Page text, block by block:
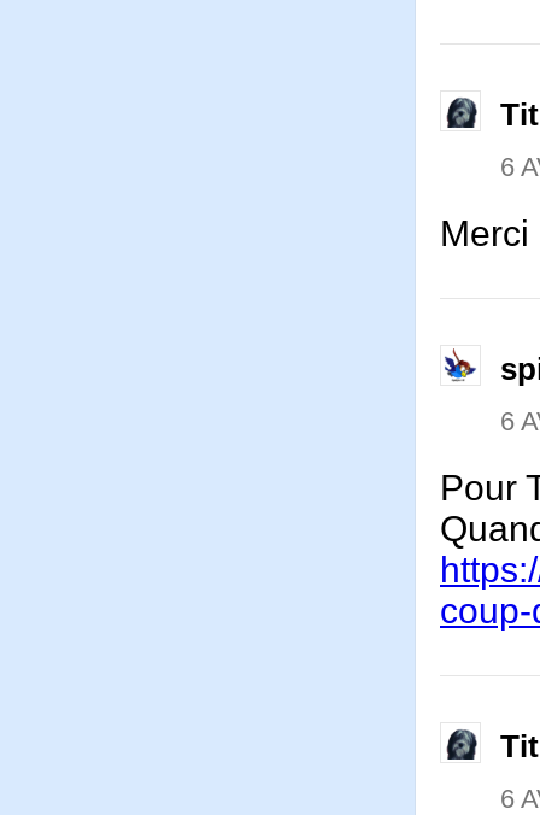
6
6
Pour
6